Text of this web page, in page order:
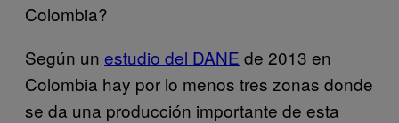
Colombia?
Según un estudio del DANE de 2013 en
Colombia hay por lo menos tres zonas donde
se da una producción importante de esta